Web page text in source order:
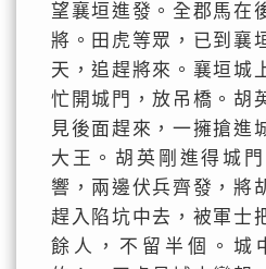
望襄垣進發。全郡馬在
將。田虎等眾，已到襄
天，追趕將來。襄垣城
忙開城門，放吊橋。胡
見後面趕來，一擁搶進
大王。胡英剛進得城
響，兩邊伏兵齊發，將
趕入陷坑中去，被軍士
餘人，不留半個。城